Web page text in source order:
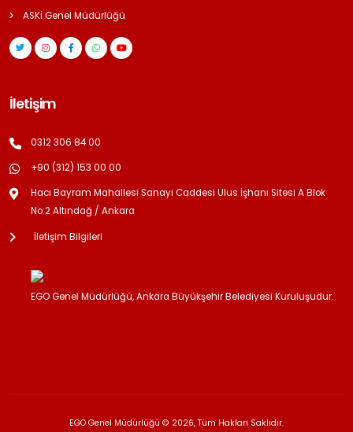
ASKİ Genel Müdürlüğü
İletişim
0312 306 84 00
+90 (312) 153 00 00
Hacı Bayram Mahallesi Sanayi Caddesi Ulus İşhanı Sitesi A Blok
No:2 Altındağ / Ankara
İletişim Bilgileri
EGO Genel Müdürlüğü, Ankara Büyükşehir Belediyesi Kuruluşudur.
EGO Genel Müdürlüğü © 2026, Tüm Hakları Saklıdır.